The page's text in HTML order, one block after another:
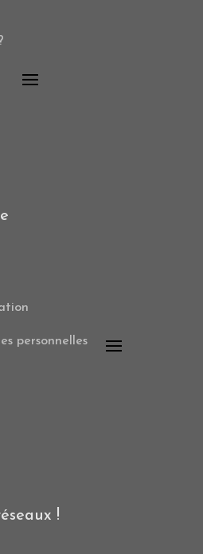
personnelles
!